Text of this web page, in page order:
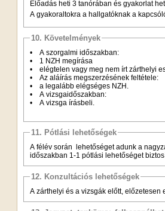
Előadás heti 3 tanórában és gyakorlat
A gyakoraltokra a hallgatóknak a
10. Követelmények
• A szorgalmi időszakban:
• 1 NZH megírása
• elégtelen vagy meg nem írt zárthelyi
• Az aláírás megszerzésének feltétele:
• a legalább elégséges NZH.
• A vizsgaidőszakban:
• A vizsga írásbeli.
11. Pótlási lehetőségek
A félév során lehetőséget adunk a
időszakban 1-1 pótlási lehetőséget
12. Konzultációs lehetőségek
A zárthelyi és a vizsgák előtt, előzetesen